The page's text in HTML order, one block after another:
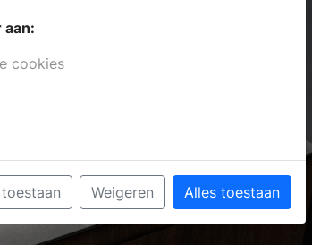
cookies
Weigeren Alles toestaan